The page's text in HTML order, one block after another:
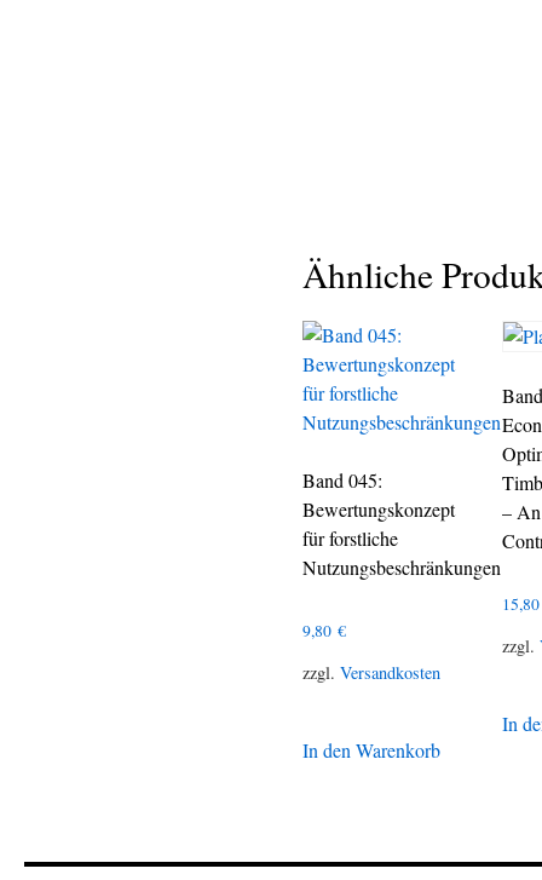
Ähnliche
Band 045:
Bewertungskonzept
für forstliche
Nutzungsbeschränkungen
9,80 €
zzgl. Versandkosten
In den Warenkorb
–
zzgl.
In